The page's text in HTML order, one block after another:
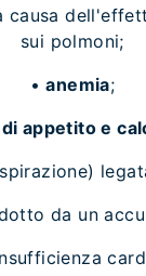
causa
sui polmoni;
•anemia;
appetito e
da un